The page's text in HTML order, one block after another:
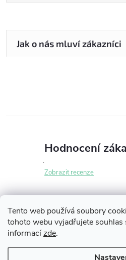
Tento web používá soubory
tohoto webu vyjadřujete
informacízde.
Hodnocení
Zobrazit recenze
Z